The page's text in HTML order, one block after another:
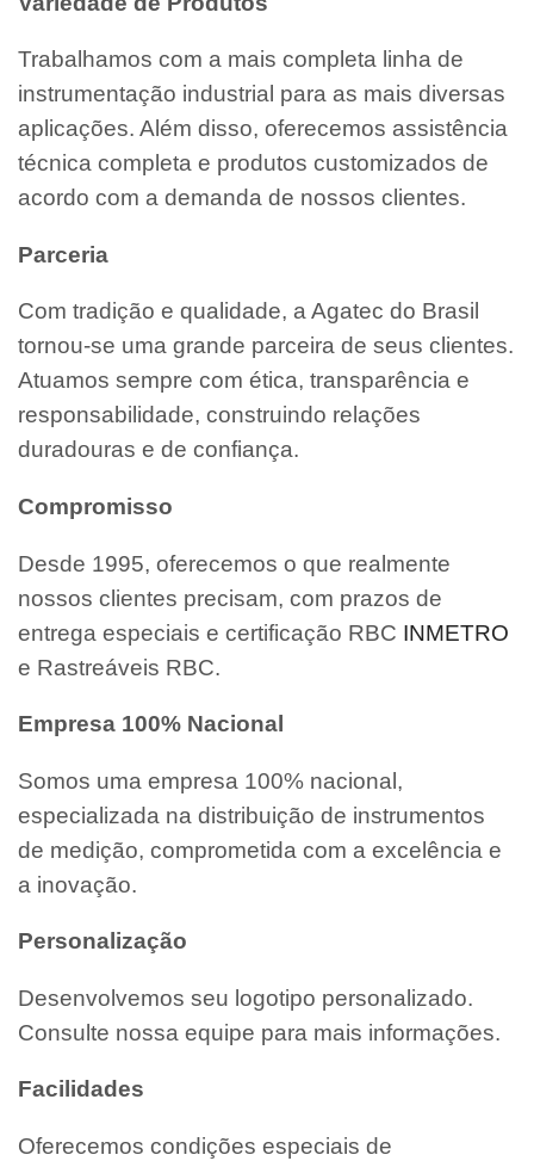
Trabalhamos com a mais completa linha de
instrumentação industrial para as mais diversas
aplicações. Além disso, oferecemos assistência
técnica completa e produtos customizados de
acordo com a demanda de nossos clientes.
Parceria
Com tradição e qualidade, a Agatec do Brasil
tornou-se uma grande parceira de seus clientes.
Atuamos sempre com ética, transparência e
responsabilidade, construindo relações
duradouras e de confiança.
Compromisso
Desde 1995, oferecemos o que realmente
nossos clientes precisam, com prazos de
entrega especiais e certificação RBC INMETRO
e Rastreáveis RBC.
Empresa 100% Nacional
Somos uma empresa 100% nacional,
especializada na distribuição de instrumentos
de medição, comprometida com a excelência e
a inovação.
Personalização
Desenvolvemos seu logotipo personalizado.
Consulte nossa equipe para mais informações.
Facilidades
Oferecemos condições especiais de